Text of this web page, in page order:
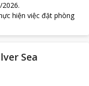
.
hiện việc đặt phòng
Sea